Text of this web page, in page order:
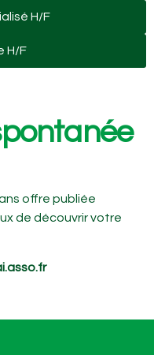
H/F
H/F
offre publiée
de découvrir votre